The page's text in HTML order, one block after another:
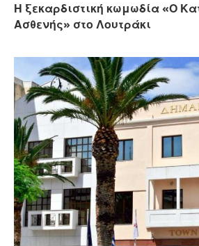
Η ξεκαρδιστική κωμωδία «Ο
Ασθενής» στο Λουτράκι